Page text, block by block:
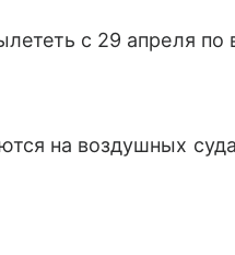
с 29 апреля по
на воздушных